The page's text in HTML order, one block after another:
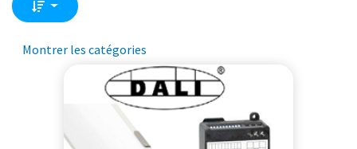
Montrer les catégories